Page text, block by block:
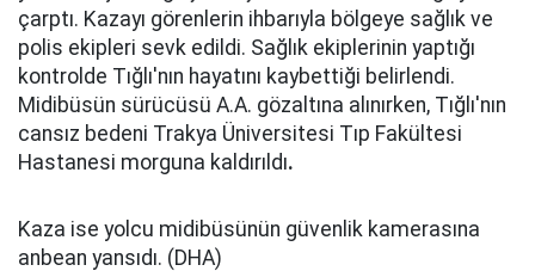
çarptı. Kazayı görenlerin ihbarıyla bölgeye sağlık ve
polis ekipleri sevk edildi. Sağlık ekiplerinin yaptığı
kontrolde Tığlı'nın hayatını kaybettiği belirlendi.
Midibüsün sürücüsü A.A. gözaltına alınırken, Tığlı'nın
cansız bedeni Trakya Üniversitesi Tıp Fakültesi
Hastanesi morguna kaldırıldı.
Kaza ise yolcu midibüsünün güvenlik kamerasına
anbean yansıdı. (DHA)